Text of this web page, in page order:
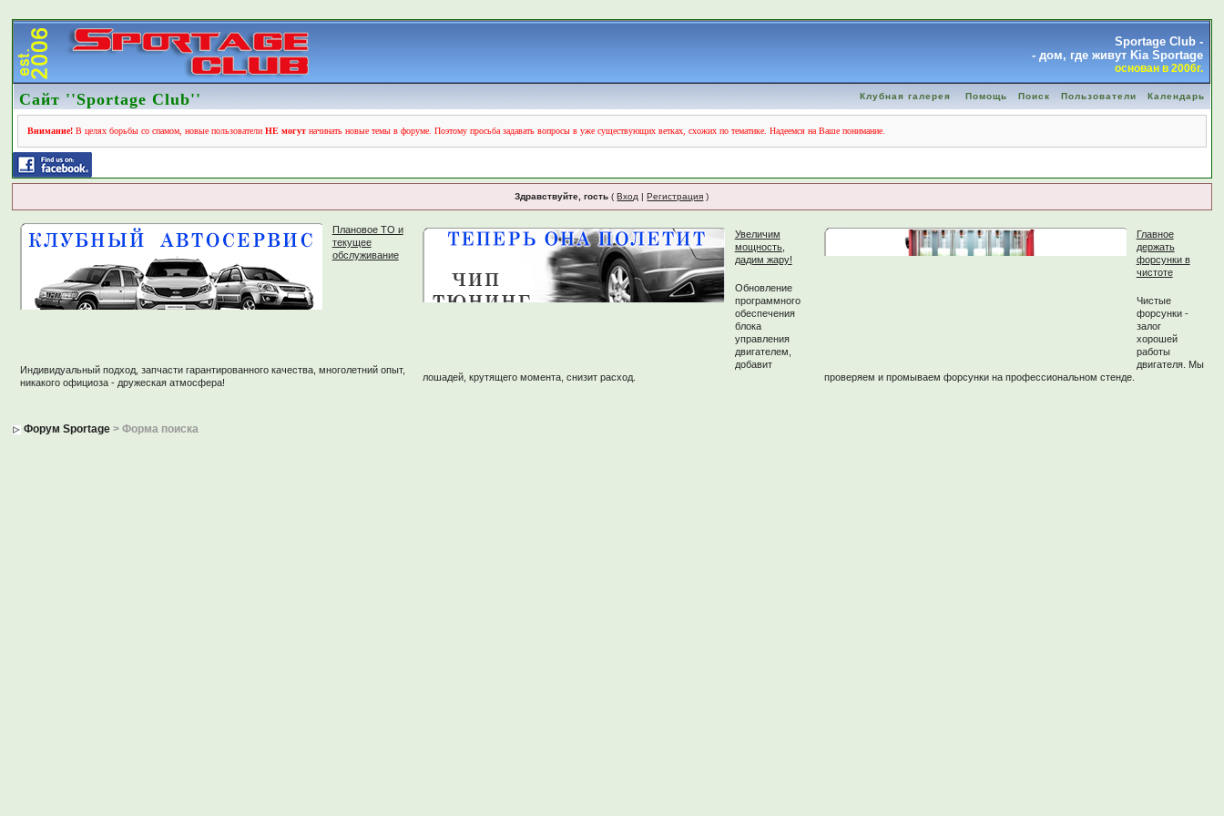
Sportage Club -
- дом, где живут Kia Sportage
основан в 2006г.
Сайт ''Sportage Club'' Клубная галерея Помощь Поиск Пользователи Календарь
Внимание! В целях борьбы со спамом, новые пользователиНЕ могут начинать новые темы в форуме. Поэтому просьба задавать вопросы в уже существующих ветках, схожих по тематике. Надеемся на Ваше понимание.
Здравствуйте, гость (Вход |Регистрация )
Плановое ТО и
текущее
обслуживание
Индивидуальный подход, запчасти гарантированного качества, многолетний опыт,
никакого официоза - дружеская атмосфера!
Увеличим
мощность,
дадим жару!
Обновление
программного
обеспечения
блока
управления
двигателем,
добавит
лошадей, крутящего момента, снизит расход.
Главное
держать
форсунки в
чистоте
Чистые
форсунки -
залог
хорошей
работы
двигателя. Мы
проверяем и промываем форсунки на профессиональном стенде.
Форум Sportage > Форма поиска